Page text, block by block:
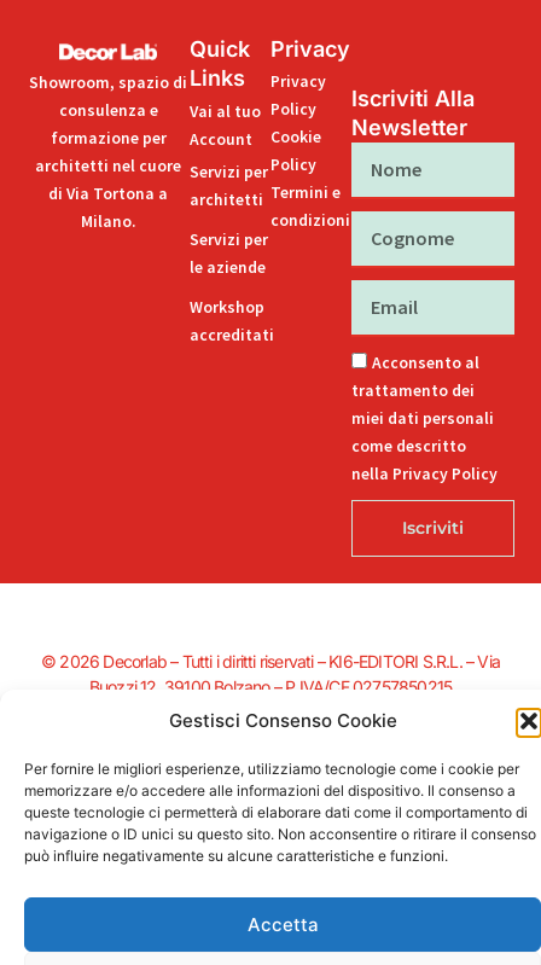
Gestisci Consenso Cookie
Per fornire le migliori esperienze, utilizziamo tecnologie come i cookie per
memorizzare e/o accedere alle informazioni del dispositivo. Il consenso a
queste tecnologie ci permetterà di elaborare dati come il comportamento di
navigazione o ID unici su questo sito. Non acconsentire o ritirare il consenso
può influire negativamente su alcune caratteristiche e funzioni.
Accetta
Showroom, spazio di
consulenza e
formazione per
architetti nel cuore
di Via Tortona a
Milano.
Quick
Links
Vai al tuo
Account
Servizi per
architetti
Servizi per
le aziende
Workshop
accreditati
Privacy
Privacy
Policy
Cookie
Policy
Termini e
condizioni
Iscriviti Alla
Newsletter
Acconsento al
trattamento dei
miei dati personali
come descritto
nella Privacy Policy
Iscriviti
© 2026 Decorlab – Tutti i diritti riservati – KI6-EDITORI S.R.L. – Via
Buozzi 12, 39100 Bolzano – P.IVA/CF 02757850215
L
k
e
d
i
n
i
a
e
b
o
o
k
f
n
t
a
g
r
a
i
t
o
k
P
i
t
e
r
e
s
Supportato dalla Provincia di Bolzano con ricerca e sviluppo Fascicolo
n. 71.06.2024.00548 Provvedimento concessivo: decreto del
12.11.2024, n. 18632/2024